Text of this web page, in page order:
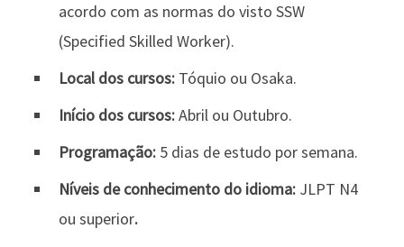
acordo com as normas do visto SSW
(Specified Skilled Worker).
Local dos cursos: Tóquio ou Osaka.
Início dos cursos:Abril ou Outubro.
Programação: 5 dias de estudo por semana.
Níveis de conhecimento do idioma: JLPT N4
ou superior.